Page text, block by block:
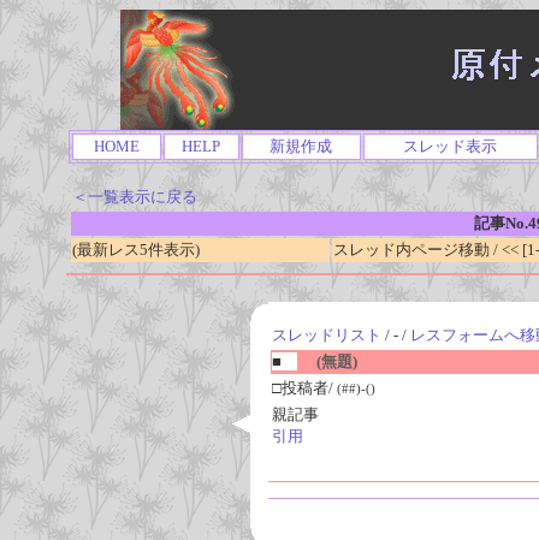
HOME HELP 新規作成 スレッド表示
＜一覧表示に戻る
記事
(最新レス5件表示)
スレッド内ページ移動 / <<
スレッドリスト / - / レスフォームへ移
■
(無題)
□投稿者/ (##)-()
親記事
引用